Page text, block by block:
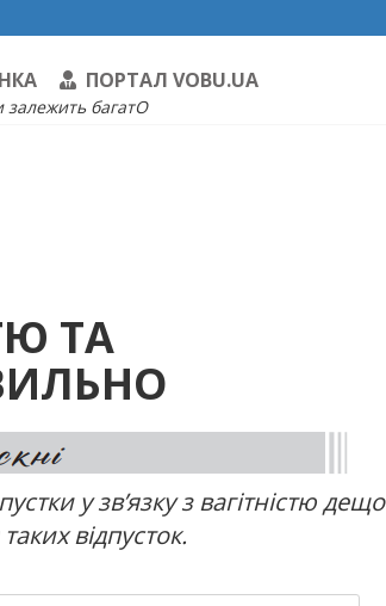
ПОРТАЛ VOBU.UA
залежить багатО
ТА
у зв’язку з вагітністю дещо
відпусток.